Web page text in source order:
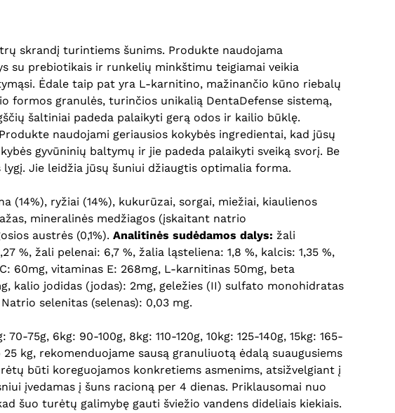
skrandį turintiems šunims. Produkte naudojama
su prebiotikais ir runkelių minkštimu teigiamai veikia
Ėdale taip pat yra L-karnitino, mažinančio kūno riebalų
formos granulės, turinčios unikalią DentaDefense sistemą,
šaltiniai padeda palaikyti gerą odos ir kailio būklę.
naudojami geriausios kokybės ingredientai, kad jūsų
gyvūninių baltymų ir jie padeda palaikyti sveiką svorį. Be
Jie leidžia jūsų šuniui džiaugtis optimalia forma.
ryžiai (14%), kukurūzai, sorgai, miežiai, kiaulienos
mineralinės medžiagos (įskaitant natrio
austrės (0,1%). Analitinės sudėdamos dalys: žali
%, žali pelenai: 6,7 %, žalia ląsteliena: 1,8 %, kalcis: 1,35 %,
60mg, vitaminas E: 268mg, L-karnitinas 50mg, beta
kalio jodidas (jodas): 2mg, geležies (II) sulfato monohidratas
selenitas (selenas): 0,03 mg.
75g, 6kg: 90-100g, 8kg: 110-120g, 10kg: 125-140g, 15kg: 165-
kg, rekomenduojame sausą granuliuotą ėdalą suaugusiems
būti koreguojamos konkretiems asmenims, atsižvelgiant į
įvedamas į šuns racioną per 4 dienas. Priklausomai nuo
šuo turėtų galimybę gauti šviežio vandens dideliais kiekiais.